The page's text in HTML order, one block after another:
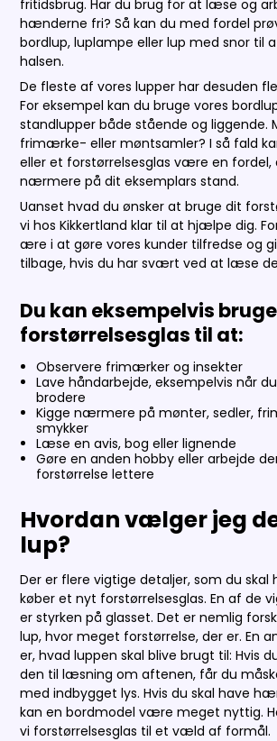
fritidsbrug. Har du brug for at læse og
hænderne fri? Så kan du med fordel
bordlup, luplampe eller lup med snor til
halsen.
De fleste af vores lupper har desuden
For eksempel kan du bruge vores
standlupper både stående og liggende.
frimærke- eller møntsamler? I så fald
eller et forstørrelsesglas være en fordel,
nærmere på dit eksemplars stand.
Uanset hvad du ønsker at bruge dit
vi hos Kikkertland klar til at hjælpe dig.
ære i at gøre vores kunder tilfredse og
tilbage, hvis du har svært ved at læse
Du kan eksempelvis
forstørrelsesglas til at:
Observere frimærker og insekter
Lave håndarbejde, eksempelvis når
brodere
Kigge nærmere på mønter, sedler,
smykker
Læse en avis, bog eller lignende
Gøre en anden hobby eller arbejde
forstørrelse lettere
Hvordan vælger jeg
lup?
Der er flere vigtige detaljer, som du skal
køber et nyt forstørrelsesglas. En af de
er styrken på glasset. Det er nemlig
lup, hvor meget forstørrelse, der er. En
er, hvad luppen skal blive brugt til: Hvis
den til læsning om aftenen, får du
med indbygget lys. Hvis du skal have
kan en bordmodel være meget nyttig.
vi forstørrelsesglas til et væld af formål.